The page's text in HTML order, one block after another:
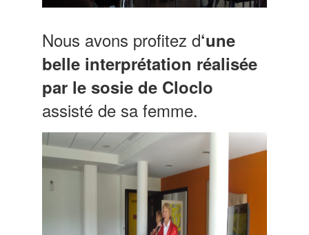
Nous avons profitez d‘une
belle interprétation réalisée
par le sosie de Cloclo
assisté de sa femme.